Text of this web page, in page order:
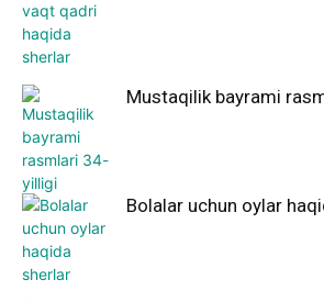
Mustaqilik bayrami
Bolalar uchun oylar